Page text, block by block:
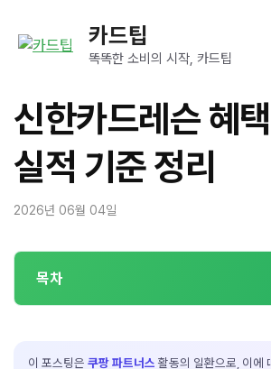
카드팁
똑똑한 소비의 시작, 카드팁
신한카드레슨 혜
실적 기준 정리
2026년 06월 04일
목차
이 포스팅은 쿠팡 파트너스 활동의 일환으로, 이에